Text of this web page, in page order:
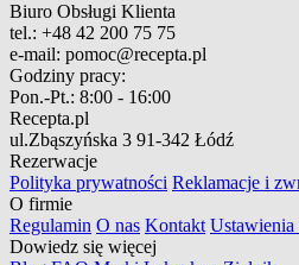
Biuro Obsługi Klienta
tel.: +48 42 200 75 75
e-mail: pomoc@recepta.pl
Godziny pracy:
Pon.-Pt.: 8:00 - 16:00
Recepta.pl
ul.Zbąszyńska 3 91-342 Łódź
Rezerwacje
Polityka prywatności Reklamacje i
O firmie
Regulamin O nas Kontakt Ustawienia
Dowiedz się więcej